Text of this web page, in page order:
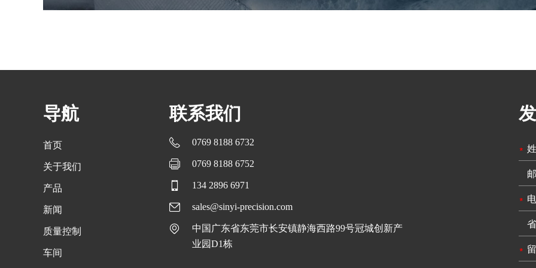
导航
首页
关于我们
产品
新闻
质量控制
车间
联系我们
0769 8188 6732
0769 8188 6752
134 2896 6971
sales@sinyi-precision.com
中国广东省东莞市长安镇静海西路99号冠城创新产
业园D1栋